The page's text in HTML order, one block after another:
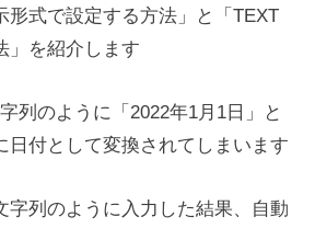
形式で設定する方法」と「TEXT
」を紹介します
列のように「2022年1月1日」と
日付として変換されてしまいます
字列のように入力した結果、自動